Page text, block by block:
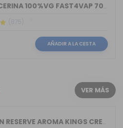
BASE GLICERINA 100%VG FAST4VAP 70ML O...
(875)
AÑADIR A LA CESTA
VER MÁS
DON JUAN RESERVE AROMA KINGS CREST 30ML